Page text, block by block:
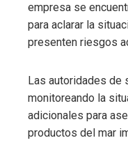
empresa se
para aclarar la
presenten riesgos
Las autoridades de
monitoreando la
adicionales para
productos del mar